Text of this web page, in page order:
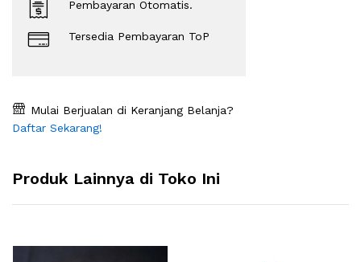
Pembayaran Otomatis.
Tersedia Pembayaran ToP
Mulai Berjualan di Keranjang Belanja?
Daftar Sekarang!
Produk Lainnya di Toko Ini